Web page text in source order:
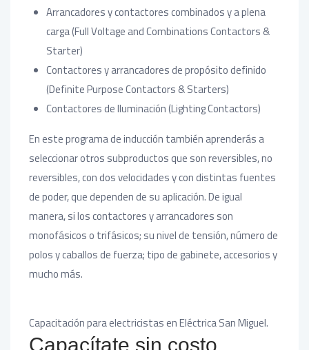
Arrancadores y contactores combinados y a plena
carga (Full Voltage and Combinations Contactors &
Starter)
Contactores y arrancadores de propósito definido
(Definite Purpose Contactors & Starters)
Contactores de Iluminación (Lighting Contactors)
En este programa de inducción también aprenderás a
seleccionar otros subproductos que son reversibles, no
reversibles, con dos velocidades y con distintas fuentes
de poder, que dependen de su aplicación. De igual
manera, si los contactores y arrancadores son
monofásicos o trifásicos; su nivel de tensión, número de
polos y caballos de fuerza; tipo de gabinete, accesorios y
mucho más.
Capacitación para electricistas en Eléctrica San Miguel.
Capacítate sin costo